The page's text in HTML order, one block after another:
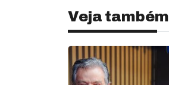
Veja também